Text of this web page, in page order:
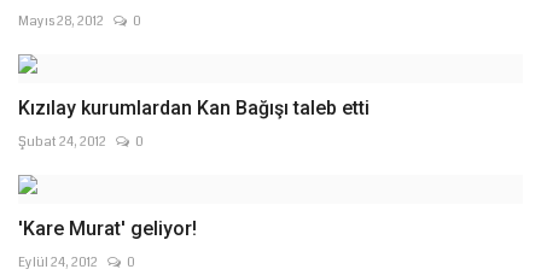
Mayıs 28, 2012 0
Kızılay kurumlardan Kan Bağışı taleb etti
Şubat 24, 2012 0
'Kare Murat' geliyor!
Eylül 24, 2012 0